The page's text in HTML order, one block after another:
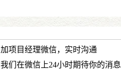
加项目经理微信，实时沟通
我们在微信上24小时期待你的消息